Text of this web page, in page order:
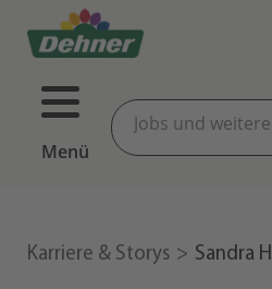
Menü
Karriere & Storys Sandra